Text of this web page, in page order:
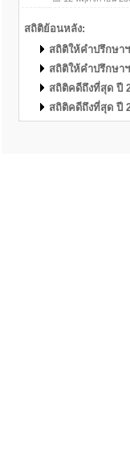
สถิติย้อนหลัง:
สถิติให้คำปรึกษา
สถิติให้คำปรึกษา
สถิติคดีถึงที่สุด ปี
สถิติคดีถึงที่สุด ปี